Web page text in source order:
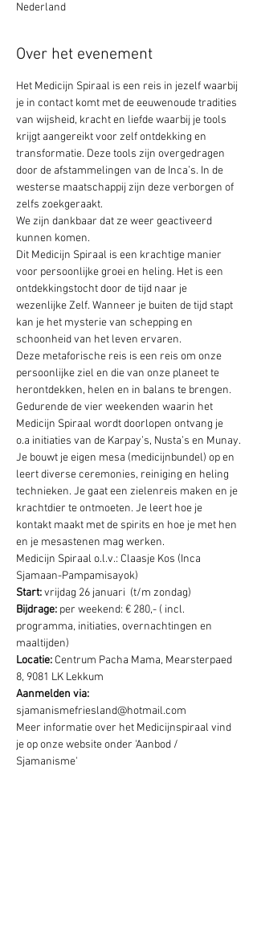
Nederland
Over het evenement
Het Medicijn Spiraal is een reis in jezelf waarbij
je in contact komt met de eeuwenoude tradities
van wijsheid, kracht en liefde waarbij je tools
krijgt aangereikt voor zelf ontdekking en
transformatie. Deze tools zijn overgedragen
door de afstammelingen van de Inca’s. In de
westerse maatschappij zijn deze verborgen of
zelfs zoekgeraakt.
We zijn dankbaar dat ze weer geactiveerd
kunnen komen.
Dit Medicijn Spiraal is een krachtige manier
voor persoonlijke groei en heling. Het is een
ontdekkingstocht door de tijd naar je
wezenlijke Zelf. Wanneer je buiten de tijd stapt
kan je het mysterie van schepping en
schoonheid van het leven ervaren.
Deze metaforische reis is een reis om onze
persoonlijke ziel en die van onze planeet te
herontdekken, helen en in balans te brengen.
Gedurende de vier weekenden waarin het
Medicijn Spiraal wordt doorlopen ontvang je
o.a initiaties van de Karpay’s, Nusta’s en Munay.
Je bouwt je eigen mesa (medicijnbundel) op en
leert diverse ceremonies, reiniging en heling
technieken. Je gaat een zielenreis maken en je
krachtdier te ontmoeten. Je leert hoe je
kontakt maakt met de spirits en hoe je met hen
en je mesastenen mag werken.
Medicijn Spiraal o.l.v.: Claasje Kos (Inca
Sjamaan-Pampamisayok)
Start: vrijdag 26 januari  (t/m zondag)
Bijdrage: per weekend: € 280,- ( incl.
programma, initiaties, overnachtingen en
maaltijden)
Locatie: Centrum Pacha Mama, Mearsterpaed
8, 9081 LK Lekkum
Aanmelden via:
sjamanismefriesland@hotmail.com
Meer informatie over het Medicijnspiraal vind
je op onze website onder 'Aanbod /
Sjamanisme'